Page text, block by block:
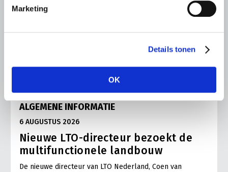
Marketing
Details tonen
OK
ALGEMENE INFORMATIE
6 AUGUSTUS 2026
Nieuwe LTO-directeur bezoekt de
multifunctionele landbouw
De nieuwe directeur van LTO Nederland, Coen van